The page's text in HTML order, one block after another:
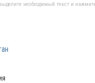
необходимый текст и